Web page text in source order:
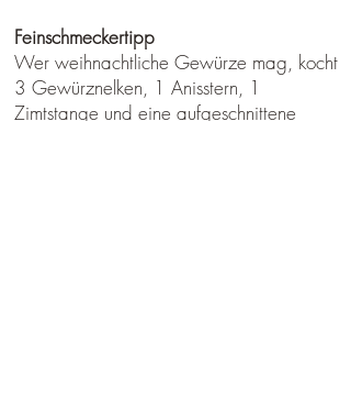
Feinschmeckertipp
Wer weihnachtliche Gewürze mag, kocht
3 Gewürznelken, 1 Anisstern, 1
Zimtstange und eine aufgeschnittene